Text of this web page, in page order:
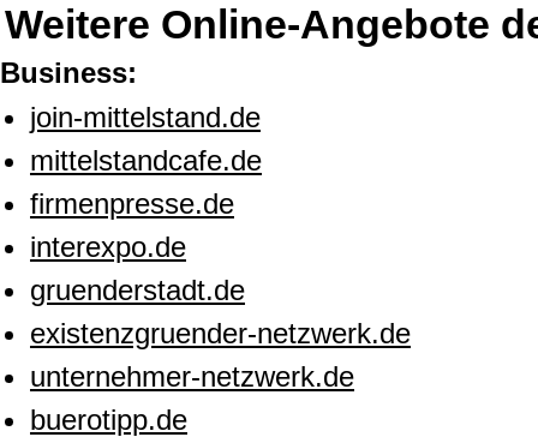
Weitere Online-Angebote
Business:
join-mittelstand.de
mittelstandcafe.de
firmenpresse.de
interexpo.de
gruenderstadt.de
existenzgruender-netzwerk.de
unternehmer-netzwerk.de
buerotipp.de